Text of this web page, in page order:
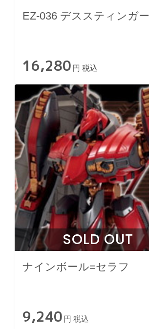
EZ-036 デススティンガー
16,280 円 税込
SOLD OUT
ナインボール=セラフ
9,240 円 税込